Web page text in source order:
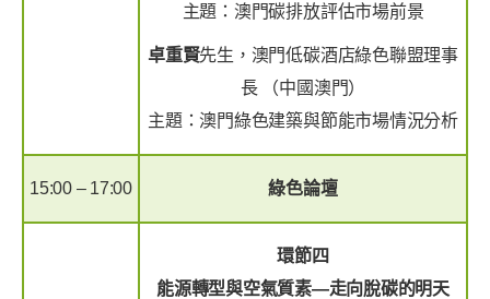
主題：澳門碳排放評估市場前景
卓重賢先生，澳門低碳酒店綠色聯盟理事
長 （中國澳門）
主題：澳門綠色建築與節能市場情況分析
15:00 – 17:00 綠色論壇
環節四
能源轉型與空氣質素—走向脫碳的明天